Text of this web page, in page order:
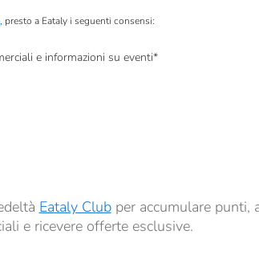
, presto a Eataly i seguenti consensi:
e informazioni su eventi*
Eataly Clubper accumulare punti,
e ricevere offerte esclusive.